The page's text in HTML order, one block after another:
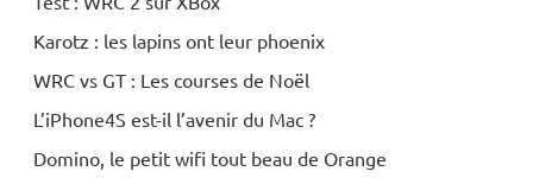
Karotz : les lapins ont leur phoenix
WRC vs GT : Les courses de Noël
L’iPhone4S est-il l’avenir du Mac ?
Domino, le petit wifi tout beau de Orange